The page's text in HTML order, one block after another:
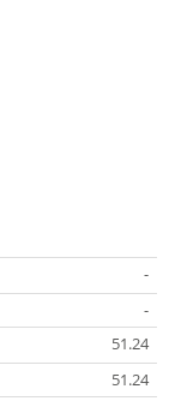
-
-
51.24
51.24